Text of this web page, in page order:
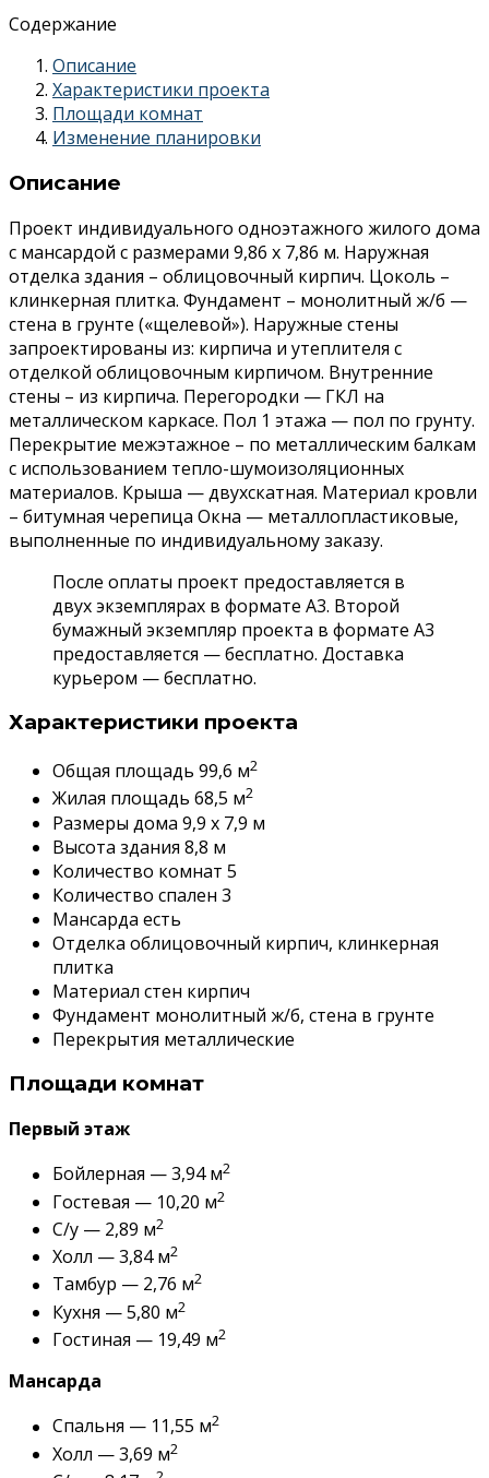
Содержание
Описание
Характеристики проекта
Площади комнат
Изменение планировки
Описание
Проект индивидуального одноэтажного жилого дома
с мансардой с размерами 9,86 x 7,86 м. Наружная
отделка здания – облицовочный кирпич. Цоколь –
клинкерная плитка. Фундамент – монолитный ж/б —
стена в грунте («щелевой»). Наружные стены
запроектированы из: кирпича и утеплителя с
отделкой облицовочным кирпичом. Внутренние
стены – из кирпича. Перегородки — ГКЛ на
металлическом каркасе. Пол 1 этажа — пол по грунту.
Перекрытие межэтажное – по металлическим балкам
с использованием тепло-шумоизоляционных
материалов. Крыша — двухскатная. Материал кровли
– битумная черепица Окна — металлопластиковые,
выполненные по индивидуальному заказу.
После оплаты проект предоставляется в
двух экземплярах в формате А3. Второй
бумажный экземпляр проекта в формате А3
предоставляется — бесплатно. Доставка
курьером — бесплатно.
Характеристики проекта
Общая площадь 99,6 м2
Жилая площадь 68,5 м2
Размеры дома 9,9 x 7,9 м
Высота здания 8,8 м
Количество комнат 5
Количество спален 3
Мансарда есть
Отделка облицовочный кирпич, клинкерная
плитка
Материал стен кирпич
Фундамент монолитный ж/б, стена в грунте
Перекрытия металлические
Площади комнат
Первый этаж
Бойлерная — 3,94 м2
Гостевая — 10,20 м2
С/у — 2,89 м2
Холл — 3,84 м2
Тамбур — 2,76 м2
Кухня — 5,80 м2
Гостиная — 19,49 м2
Мансарда
Спальня — 11,55 м2
Холл — 3,69 м2